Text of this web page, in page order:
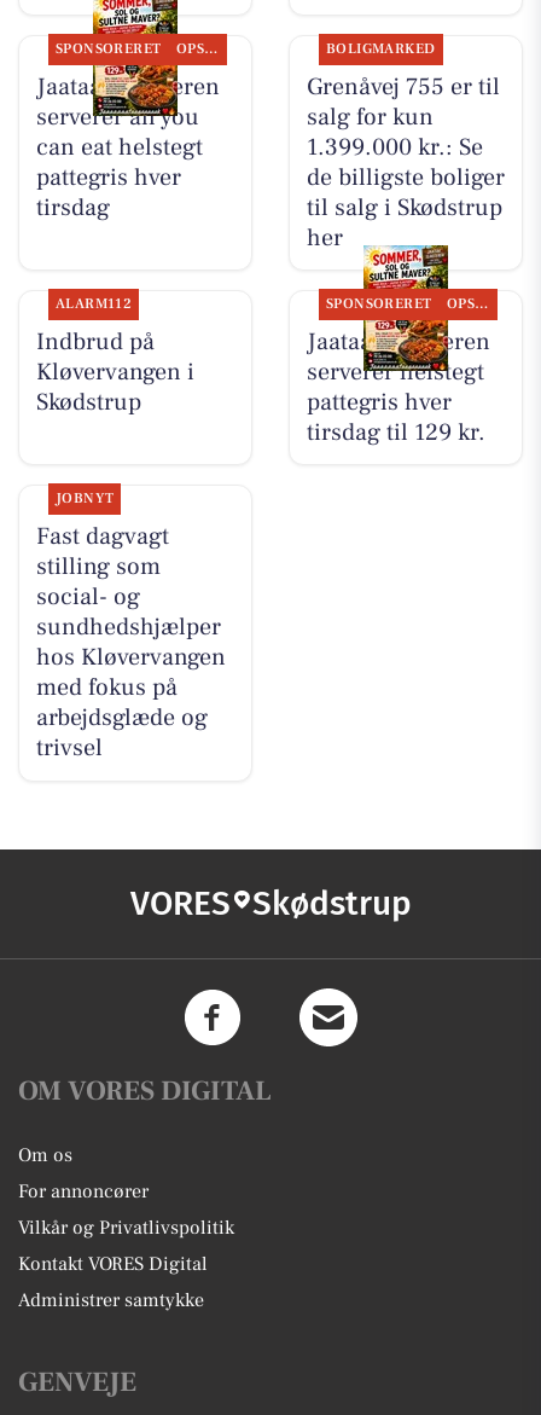
SPONSORERET OPSLAGSTAVLEN
Jaataak Slagteren
serverer all you
can eat helstegt
pattegris hver
tirsdag
BOLIGMARKED
Grenåvej 755 er til
salg for kun
1.399.000 kr.: Se
de billigste boliger
til salg i Skødstrup
her
ALARM112
Indbrud på
Kløvervangen i
Skødstrup
SPONSORERET OPSLAGSTAVLEN
Jaataak Slagteren
serverer helstegt
pattegris hver
tirsdag til 129 kr.
JOBNYT
Fast dagvagt
stilling som
social- og
sundhedshjælper
hos Kløvervangen
med fokus på
arbejdsglæde og
trivsel
VORES Skødstrup
OM VORES DIGITAL
Om os
For annoncører
Vilkår og Privatlivspolitik
Kontakt VORES Digital
Administrer samtykke
GENVEJE